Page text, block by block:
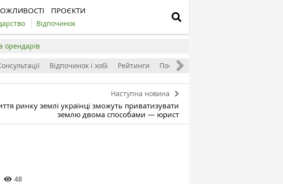
ПРОЄКТИ
Відпочинок
орендарів
Відпочинок і хобі Рейтинги Посівний календар
Наступна новина
ринку землі українці зможуть приватизувати
землю двома способами — юрист
48